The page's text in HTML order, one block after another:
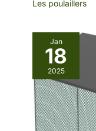
Les poulaillers
Jan
18
2025